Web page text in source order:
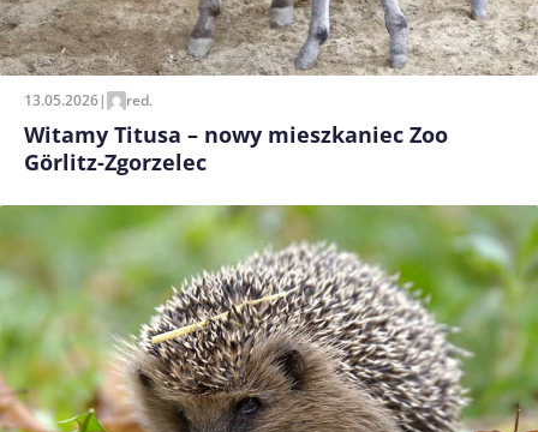
13.05.2026| red.
Witamy Titusa – nowy mieszkaniec Zoo
Görlitz-Zgorzelec